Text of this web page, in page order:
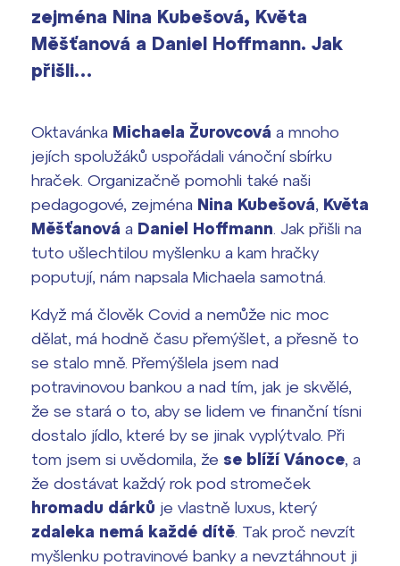
Výsledky 1. kola přijímacího řízení
2026/2027
Maturitní zkoušky
Europass
FOCUSing
Zahraniční stipendia
ČAG studentský
Pomoc! Mám problém!
Harmonogram školního roku
Termíny maturit
Bakaláři
Office 365
zejména Nina Kubešová, Květa
Měšťanová a Daniel Hoffmann. Jak
přišli…
Oktavánka Michaela Žurovcová a mnoho
jejích spolužáků uspořádali vánoční sbírku
hraček. Organizačně pomohli také naši
pedagogové, zejména Nina Kubešová, Květa
Měšťanová a Daniel Hoffmann . Jak přišli na
tuto ušlechtilou myšlenku a kam hračky
poputují, nám napsala Michaela samotná.
Když má člověk Covid a nemůže nic moc
dělat, má hodně času přemýšlet, a přesně to
se stalo mně. Přemýšlela jsem nad
potravinovou bankou a nad tím, jak je skvělé,
že se stará o to, aby se lidem ve finanční tísni
dostalo jídlo, které by se jinak vyplýtvalo. Při
tom jsem si uvědomila, že se blíží Vánoce, a
že dostávat každý rok pod stromeček
hromadu dárků je vlastně luxus, který
zdaleka nemá každé dítě . Tak proč nevzít
myšlenku potravinové banky a nevztáhnout ji